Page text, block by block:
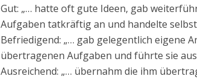
Gut: „… hatte oft gute Ideen, gab
Aufgaben tatkräftig an und handelte
Befriedigend: „… gab gelegentlich eigene
übertragenen Aufgaben und führte sie
Ausreichend: „… übernahm die ihm